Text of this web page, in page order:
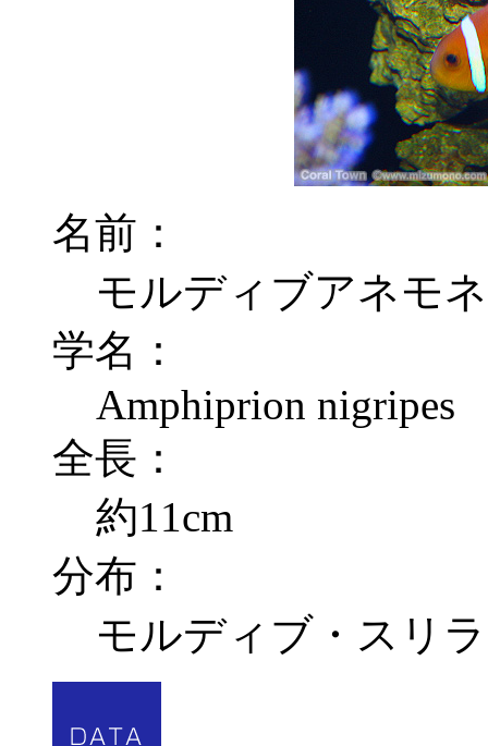
名前：
モルディブアネモネ
学名：
Amphiprion nigripes
全長：
約11cm
分布：
モルディブ・スリ